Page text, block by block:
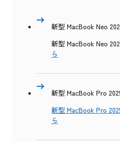
新型 MacBook Neo
新型 MacBook Neo
ら
新型 MacBook Pro
新型 MacBook Pro
ら